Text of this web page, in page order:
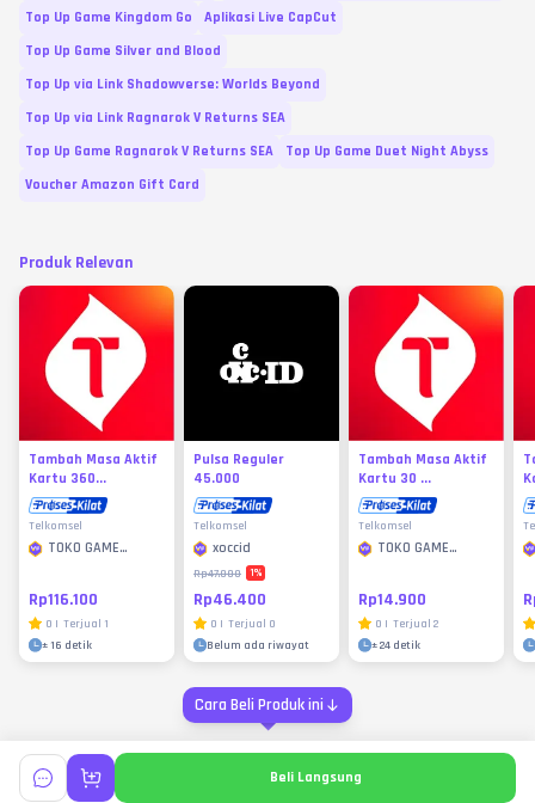
Top Up Game Kingdom Go
Aplikasi Live CapCut
Top Up Game Silver and Blood
Top Up via Link Shadowverse: Worlds Beyond
Top Up via Link Ragnarok V Returns SEA
Top Up Game Ragnarok V Returns SEA
Top Up Game Duet Night Abyss
Voucher Amazon Gift Card
Produk Relevan
Tambah Masa Aktif
Kartu 360...
Telkomsel
TOKO GAME
Rp116.100
0 | Terjual 1
±16 detik
Pulsa Reguler
45.000
Telkomsel
xoccid
Rp47.000 1%
Rp46.400
0 | Terjual 0
Belum ada riwayat
Tambah Masa Aktif
Kartu 30 ...
Telkomsel
TOKO GAME
Rp14.900
0 | Terjual 2
±24 detik
Cara Beli Produk ini
Beli Langsung